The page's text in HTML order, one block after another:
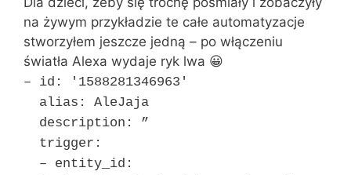
na żywym przykładzie te całe automatyzacje
stworzyłem jeszcze jedną – po włączeniu
światła Alexa wydaje ryk lwa 😀
– id: '1588281346963′
alias: AleJaja
description: ”
trigger:
– entity_id: